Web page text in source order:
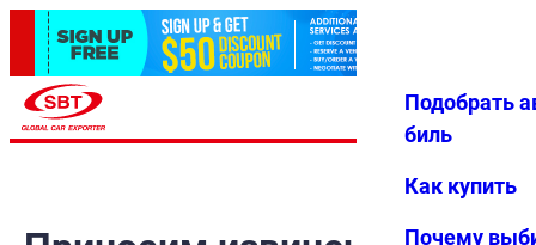
Избранн
Меню
Подобрать
биль
Как купить
Почему